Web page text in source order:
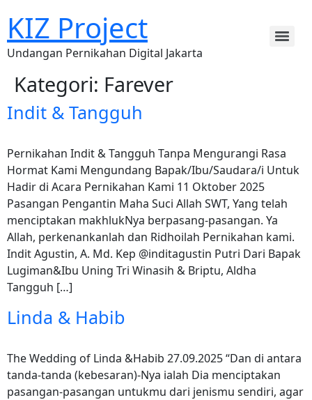
KIZ Project
Undangan Pernikahan Digital Jakarta
Kategori: Farever
Indit & Tangguh
Pernikahan Indit & Tangguh Tanpa Mengurangi Rasa
Hormat Kami Mengundang Bapak/Ibu/Saudara/i Untuk
Hadir di Acara Pernikahan Kami 11 Oktober 2025
Pasangan Pengantin Maha Suci Allah SWT, Yang telah
menciptakan makhlukNya berpasang-pasangan. Ya
Allah, perkenankanlah dan Ridhoilah Pernikahan kami.
Indit Agustin, A. Md. Kep @inditagustin Putri Dari Bapak
Lugiman&Ibu Uning Tri Winasih & Briptu, Aldha
Tangguh […]
Linda & Habib
The Wedding of Linda &Habib 27.09.2025 “Dan di antara
tanda-tanda (kebesaran)-Nya ialah Dia menciptakan
pasangan-pasangan untukmu dari jenismu sendiri, agar